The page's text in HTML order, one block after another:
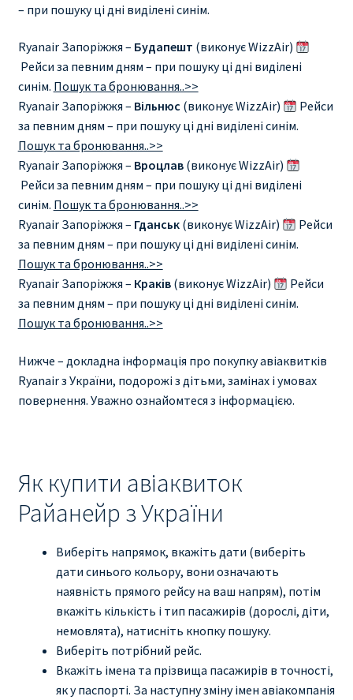
– при пошуку ці дні виділені синім.
Ryanair Запоріжжя – Будапешт (виконує WizzAir)
Рейси за певним дням – при пошуку ці дні виділені
синім. Пошук та бронювання..>>
Ryanair Запоріжжя – Вільнюс (виконує WizzAir)
Рейси
за певним дням – при пошуку ці дні виділені синім.
Пошук та бронювання..>>
Ryanair Запоріжжя – Вроцлав(виконує WizzAir)
Рейси за певним дням – при пошуку ці дні виділені
синім. Пошук та бронювання..>>
Ryanair Запоріжжя – Гданськ(виконує WizzAir)
Рейси
за певним дням – при пошуку ці дні виділені синім.
Пошук та бронювання..>>
Ryanair Запоріжжя – Краків(виконує WizzAir)
Рейси
за певним дням – при пошуку ці дні виділені синім.
Пошук та бронювання..>>
Нижче – докладна інформація про покупку авіаквитків
Ryanair з України, подорожі з дітьми, замінах і умовах
повернення. Уважно ознайомтеся з інформацією.
Як купити авіаквиток
Райанейр з України
Виберіть напрямок, вкажіть дати (виберіть
дати синього кольору, вони означають
наявність прямого рейсу на ваш напрям), потім
вкажіть кількість і тип пасажирів (дорослі, діти,
немовлята), натисніть кнопку пошуку.
Виберіть потрібний рейс.
Вкажіть імена та прізвища пасажирів в точності,
як у паспорті. За наступну зміну імен авіакомпанія